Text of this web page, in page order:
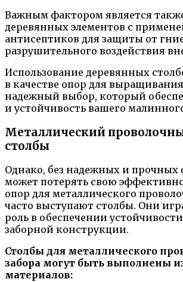
Важным фактором является
деревянных элементов с
антисептиков для защиты от
разрушительного воздействия
Использование деревянных
в качестве опор для
надежный выбор, который
и устойчивость вашего
Металлический
столбы
Однако, без надежных и прочных
может потерять свою
опор для металлического
часто выступают столбы. Они
роль в обеспечении
заборной конструкции.
Столбы для металлического
забора могут быть выполнены
материалов: